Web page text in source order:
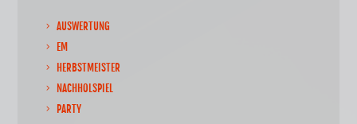
AUSWERTUNG
EM
HERBSTMEISTER
NACHHOLSPIEL
PARTY